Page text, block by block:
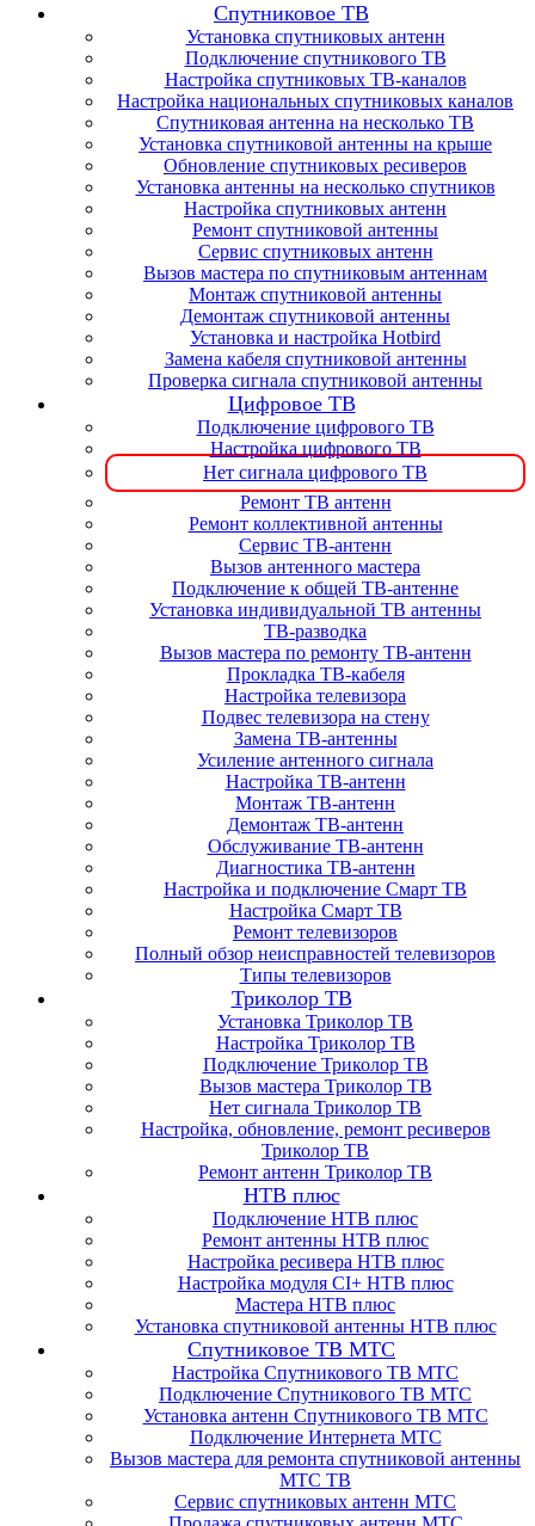
Спутниковое ТВ
Установка спутниковых антенн
Подключение спутникового ТВ
Настройка спутниковых ТВ-каналов
Настройка национальных спутниковых каналов
Спутниковая антенна на несколько ТВ
Установка спутниковой антенны на крыше
Обновление спутниковых ресиверов
Установка антенны на несколько спутников
Настройка спутниковых антенн
Ремонт спутниковой антенны
Сервис спутниковых антенн
Вызов мастера по спутниковым антеннам
Монтаж спутниковой антенны
Демонтаж спутниковой антенны
Установка и настройка Hotbird
Замена кабеля спутниковой антенны
Проверка сигнала спутниковой антенны
Цифровое ТВ
Подключение цифрового ТВ
Настройка цифрового ТВ
Нет сигнала цифрового ТВ
Ремонт ТВ антенн
Ремонт коллективной антенны
Сервис ТВ-антенн
Вызов антенного мастера
Подключение к общей ТВ-антенне
Установка индивидуальной ТВ антенны
ТВ-разводка
Вызов мастера по ремонту ТВ-антенн
Прокладка ТВ-кабеля
Настройка телевизора
Подвес телевизора на стену
Замена ТВ-антенны
Усиление антенного сигнала
Настройка ТВ-антенн
Монтаж ТВ-антенн
Демонтаж ТВ-антенн
Обслуживание ТВ-антенн
Диагностика ТВ-антенн
Настройка и подключение Смарт ТВ
Настройка Смарт ТВ
Ремонт телевизоров
Полный обзор неисправностей телевизоров
Типы телевизоров
Триколор ТВ
Установка Триколор ТВ
Настройка Триколор ТВ
Подключение Триколор ТВ
Вызов мастера Триколор ТВ
Нет сигнала Триколор ТВ
Настройка, обновление, ремонт ресиверов
Триколор ТВ
Ремонт антенн Триколор ТВ
НТВ плюс
Подключение НТВ плюс
Ремонт антенны НТВ плюс
Настройка ресивера НТВ плюс
Настройка модуля CI+ НТВ плюс
Мастера НТВ плюс
Установка спутниковой антенны НТВ плюс
Спутниковое ТВ МТС
Настройка Спутникового ТВ МТС
Подключение Спутникового ТВ МТС
Установка антенн Спутникового ТВ МТС
Подключение Интернета МТС
Вызов мастера для ремонта спутниковой антенны
МТС ТВ
Сервис спутниковых антенн МТС